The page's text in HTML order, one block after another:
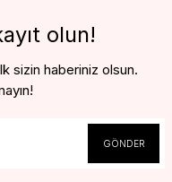
olun!
sizin haberiniz olsun.
GÖNDER